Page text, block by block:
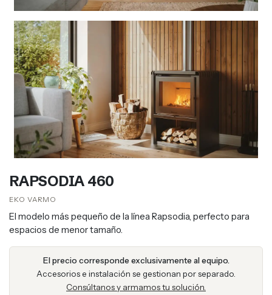
RAPSODIA 460
EKO VARMO​​
El modelo más pequeño de la línea Rapsodia, perfecto para
espacios de menor tamaño.
El precio corresponde exclusivamente al equipo.
Accesorios e instalación se gestionan por separado.
Consúltanos y armamos tu solución.